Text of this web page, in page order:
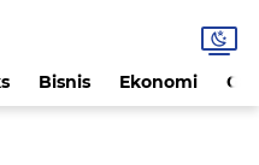
Bisnis Ekonomi